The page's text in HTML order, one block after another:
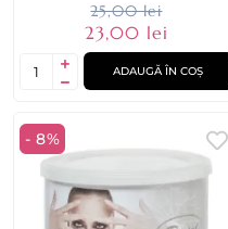
25,00 lei
23,00 lei
ADAUGĂ ÎN COȘ
- 8%